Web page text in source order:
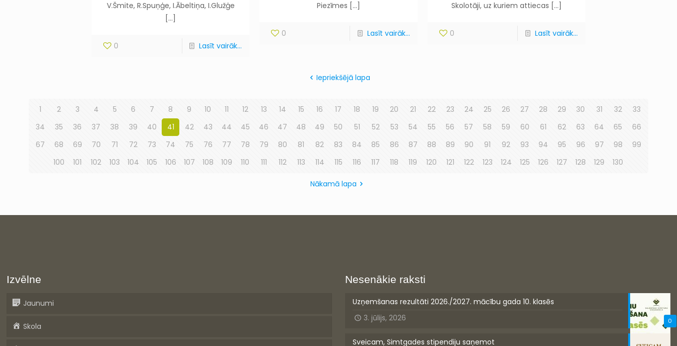
V.Šmite, R.Spuņģe, I.Ābeltiņa, I.Glužģe
[…]
0 Lasīt vairāk...
Piezīmes […]
0 Lasīt vairāk...
Skolotāji, uz kuriem attiecas […]
0 Lasīt vairāk...
Iepriekšējā lapa
1 2 3 4 5 6 7 8 9 10 11 12 13 14 15 16 17 18 19 20 21 22 23 24 25 26 27 28 29 30 31 32
33
34
35 36 37 38 39 40 41 42 43 44 45 46 47 48 49 50 51 52 53 54 55 56 57 58 59 60 61 62 63 64 65
66
67
68 69 70 71 72 73 74 75 76 77 78 79 80 81 82 83 84 85 86 87 88 89 90 91 92 93 94 95 96 97 98
99
100
101 102 103 104 105 106 107 108 109 110 111 112 113 114 115 116 117 118 119 120 121 122 123 124 125 126 127 128 129 130
Nākamā lapa
Izvēlne
Jaunumi
Skola
Nesenākie raksti
0
Uzņemšanas rezultāti 2026./2027. mācību gada 10. klasēs
3. jūlijs, 2026
Sveicam, Simtgades stipendiju saņemot